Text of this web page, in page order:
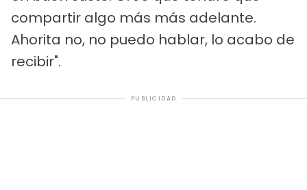
compartir algo más más adelante.
Ahorita no, no puedo hablar, lo acabo de
recibir".
PUBLICIDAD